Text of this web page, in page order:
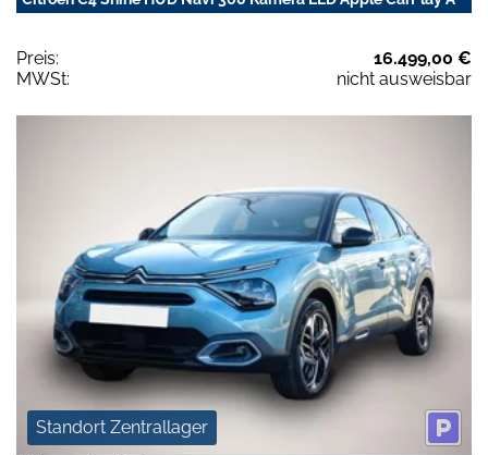
Preis:
16.499,00 €
MWSt:
nicht ausweisbar
Standort Zentrallager